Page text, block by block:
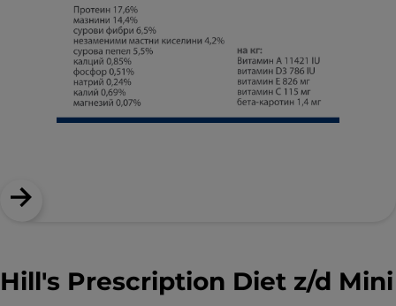
Hill's Prescription Diet z/d Mini